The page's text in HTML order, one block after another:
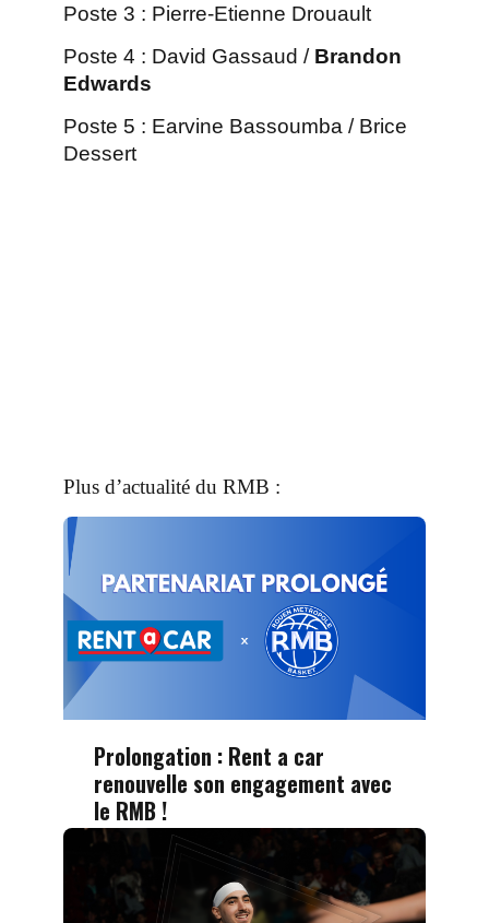
Poste 3 : Pierre-Etienne Drouault
Poste 4 : David Gassaud / Brandon
Edwards
Poste 5 : Earvine Bassoumba / Brice
Dessert
Plus d’actualité du RMB :
Prolongation : Rent a car
renouvelle son engagement avec
le RMB !